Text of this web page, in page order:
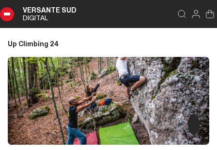
VERSANTE SUD
DIGITAL
Indice
Climbing
24
Sommario
Editoriale
DIGITAL
Up Climbing 24